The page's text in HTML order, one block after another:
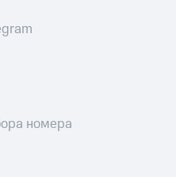
номера